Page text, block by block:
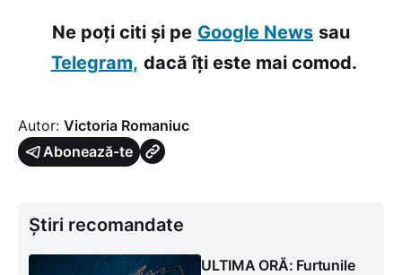
Ne poți citi și pe Google News sau
Telegram, dacă îți este mai comod.
Autor: Victoria Romaniuc
Abonează-te
Știri recomandate
ULTIMA ORĂ: Furtunile